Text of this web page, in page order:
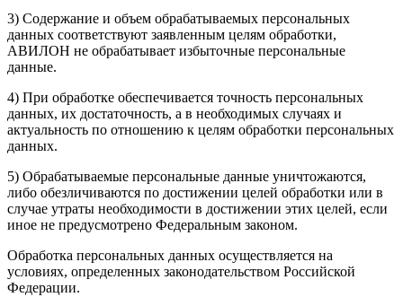
3) Содержание и объем обрабатываемых персональных
данных соответствуют заявленным целям обработки,
АВИЛОН не обрабатывает избыточные персональные
данные.
4) При обработке обеспечивается точность персональных
данных, их достаточность, а в необходимых случаях и
актуальность по отношению к целям обработки персональных
данных.
5) Обрабатываемые персональные данные уничтожаются,
либо обезличиваются по достижении целей обработки или в
случае утраты необходимости в достижении этих целей, если
иное не предусмотрено Федеральным законом.
Обработка персональных данных осуществляется на
условиях, определенных законодательством Российской
Федерации.